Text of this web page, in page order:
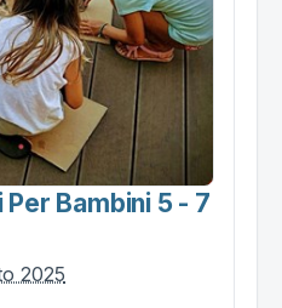
Bambini 5 - 7
2025